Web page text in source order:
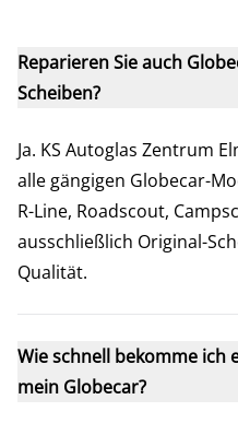
Reparieren Sie auch
Scheiben?
Ja. KS Autoglas Zentrum
alle gängigen Globecar-
R-Line, Roadscout,
ausschließlich Original-
Qualität.
Wie schnell bekomme ich
mein Globecar?